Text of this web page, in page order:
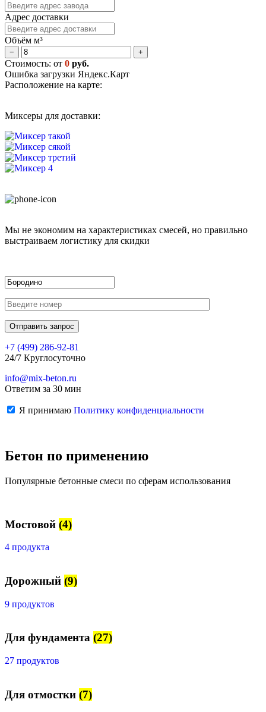
Адрес доставки
Объём м³
− +
Стоимость: от 0 руб.
Ошибка загрузки Яндекс.Карт
Расположение на карте:
Миксеры для доставки:
Мы не экономим на характеристиках смесей, но правильно
выстраиваем логистику для скидки
+7 (499) 286-92-81
24/7 Круглосуточно
info@mix-beton.ru
Ответим за 30 мин
Я принимаю Политику конфиденциальности
Бетон по применению
Популярные бетонные смеси по сферам использования
Мостовой (4)
4 продукта
Дорожный (9)
9 продуктов
Для фундамента (27)
27 продуктов
Для отмостки (7)